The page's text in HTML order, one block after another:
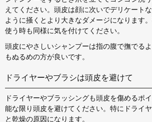
えてください。頭皮は顔に次いでデリケート
ように掻くとより大きなダメージになります
使う時も同様に気を付けてください。
頭皮にやさしいシャンプーは指の腹で撫でる
もぬるめの方が良いです。
ドライヤーやブラシは頭皮を避けて
ドライヤーやブラッシングも頭皮を傷めるポ
能な限り頭皮を避けてください。特にドライ
と乾燥の原因になります。